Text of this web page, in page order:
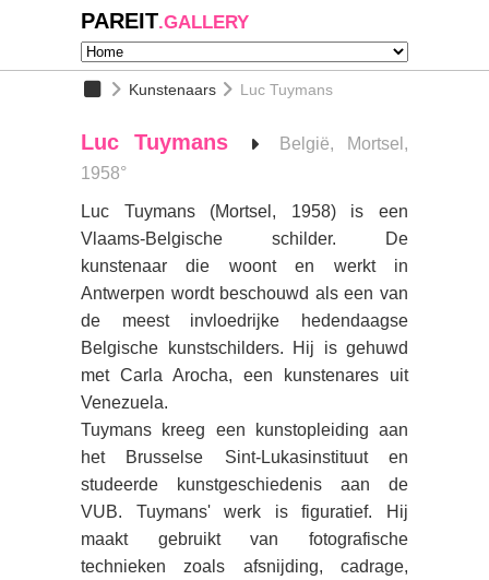
PAREIT.GALLERY
Kunstenaars Luc Tuymans
Luc Tuymans
België, Mortsel,
1958°
Luc Tuymans (Mortsel, 1958) is een
Vlaams-Belgische schilder. De
kunstenaar die woont en werkt in
Antwerpen wordt beschouwd als een van
de meest invloedrijke hedendaagse
Belgische kunstschilders. Hij is gehuwd
met Carla Arocha, een kunstenares uit
Venezuela.
Tuymans kreeg een kunstopleiding aan
het Brusselse Sint-Lukasinstituut en
studeerde kunstgeschiedenis aan de
VUB. Tuymans' werk is figuratief. Hij
maakt gebruikt van fotografische
technieken zoals afsnijding, cadrage,